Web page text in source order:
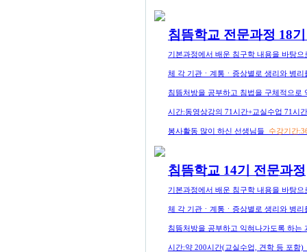
침뜸학교 전문과정 18
기본과정에서 배운 침구학 내용을 바탕
체 각 기관ㆍ계통ㆍ증상별로 생리와 병
침뜸처방을 공부하고 침법을 구체적으로
시간:동영상강의 71시간+교실수업 71시
봉사활동 많이 하신 선생님들 수강기간
침뜸학교 14기 전문과정
기본과정에서 배운 침구학 내용을 바탕
체 각 기관ㆍ계통ㆍ증상별로 생리와 병
침뜸처방을 공부하고 익혀나가도록 하는
시간:약 200시간(교실수업, 견학 등 포함